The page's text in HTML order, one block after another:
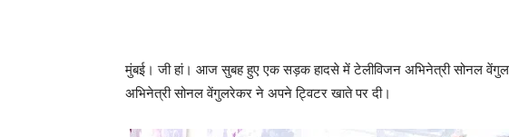
मुंबई। जी हां। आज सुबह हुए एक सड़क हादसे में टेलीविजन अभिनेत्री सोनल
अभिनेत्री सोनल वेंगुलरेकर ने अपने ट्विटर खाते पर दी।